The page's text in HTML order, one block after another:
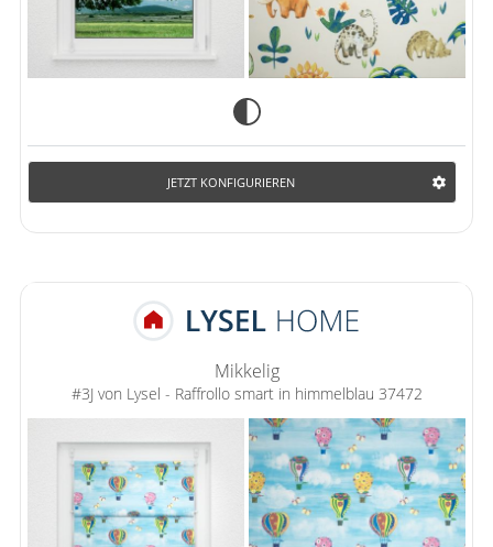
JETZT KONFIGURIEREN
Mikkelig
#3J von Lysel - Raffrollo smart in himmelblau 37472